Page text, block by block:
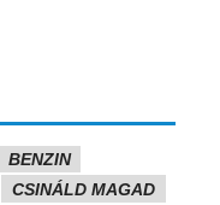
BENZIN
CSINÁLD MAGAD